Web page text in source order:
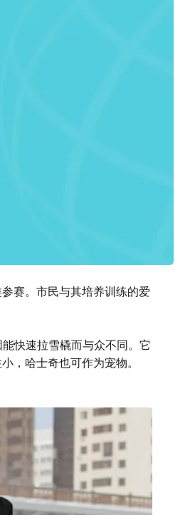
赛。市民与其培养训练的爱
快速拉雪橇而与众不同。它
，哈士奇也可作为宠物。